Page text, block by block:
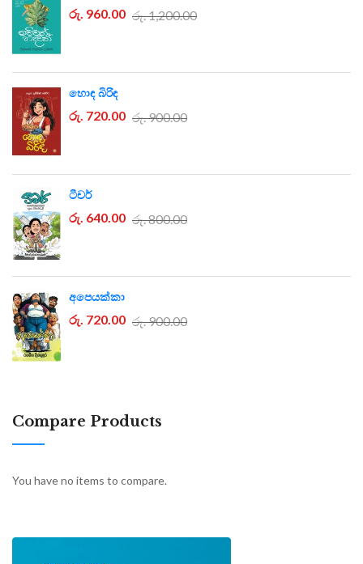
රු. 960.00 රු. 1,200.00
හොඳ බිරිඳ
රු. 720.00 රු. 900.00
ටීචර්
රු. 640.00 රු. 800.00
අපෙයක්කා
රු. 720.00 රු. 900.00
Compare Products
You have no items to compare.